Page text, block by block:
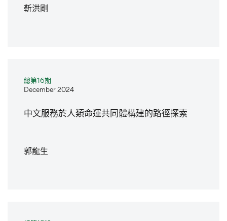
靳洪剛
總第16期
December 2024
中文服務於人類命運共同體構建的路徑探索
郭龍生